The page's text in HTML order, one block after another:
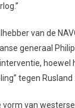
van de
generaal
hoewel
tegen Rusland
vorm van